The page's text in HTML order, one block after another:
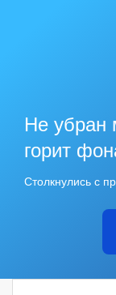
Не убран
горит
Столкнулись с